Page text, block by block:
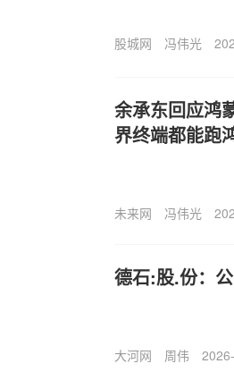
股城网 冯伟光
余承东回应鸿
界终端都能跑
未来网 冯伟光
德石:股.份：
大河网 周伟